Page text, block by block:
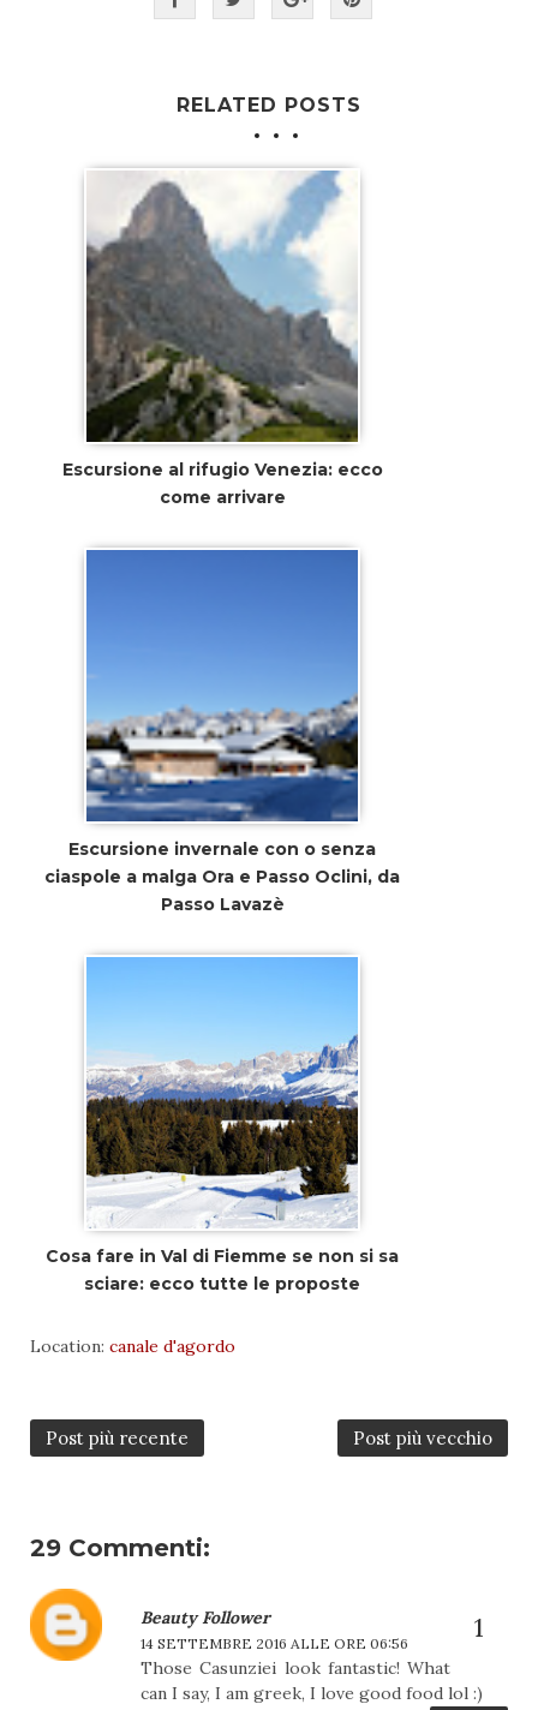
RELATED POSTS
Escursione al rifugio Venezia: ecco
come arrivare
Escursione invernale con o senza
ciaspole a malga Ora e Passo Oclini, da
Passo Lavazè
Cosa fare in Val di Fiemme se non si sa
sciare: ecco tutte le proposte
Location: canale d'agordo
Post più recente Post più vecchio
29 Commenti:
Beauty Follower
14 SETTEMBRE 2016 ALLE ORE 06:56
Those Casunziei look fantastic! What
can I say, I am greek, I love good food lol :)